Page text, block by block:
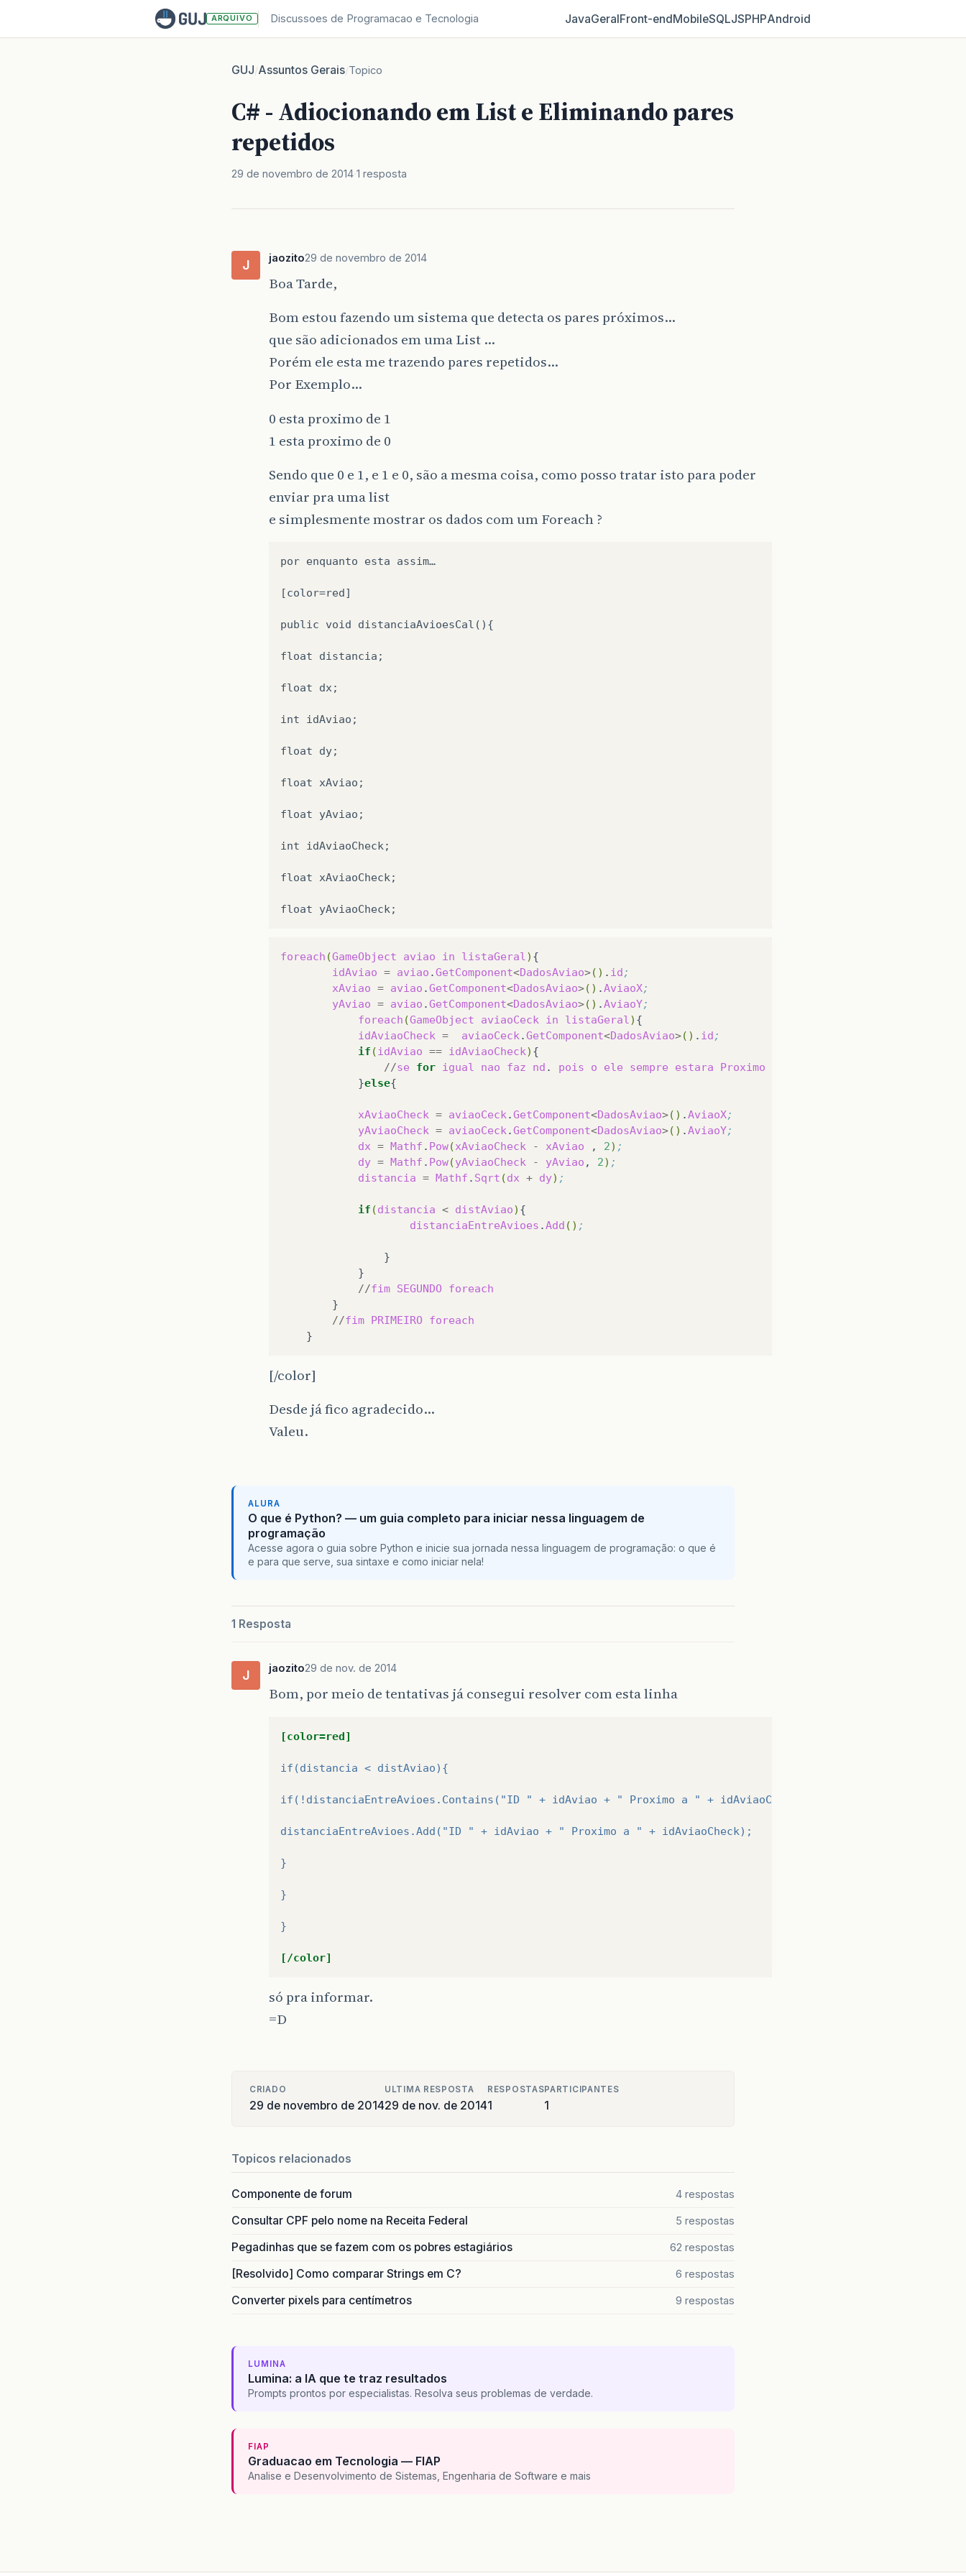
ARQUIVO Discussoes de Programacao e Tecnologia JavaGeralFront‑endMobileSQLJSPHPAndroid
GUJ/Assuntos Gerais/Topico
C# - Adiocionando em List e Eliminando pares
repetidos
29 de novembro de 2014 1 resposta
J jaozito29 de novembro de 2014
Boa Tarde,
Bom estou fazendo um sistema que detecta os pares próximos…
que são adicionados em uma List …
Porém ele esta me trazendo pares repetidos…
Por Exemplo…
0 esta proximo de 1
1 esta proximo de 0
Sendo que 0 e 1, e 1 e 0, são a mesma coisa, como posso tratar isto para poder
enviar pra uma list
e simplesmente mostrar os dados com um Foreach ?
por enquanto esta assim…
[color=red]
public void distanciaAvioesCal(){
float distancia;
float dx;
int idAviao;
float dy;
float xAviao;
float yAviao;
int idAviaoCheck;
float xAviaoCheck;
foreach (GameObject aviao in listaGeral )
idAviao = aviao .GetComponent<DadosAviao>() . id;
xAviao = aviao .GetComponent<DadosAviao>() .AviaoX;
yAviao = aviao .GetComponent<DadosAviao>() .AviaoY;
foreach (GameObject aviaoCeck in listaGeral )
idAviaoCheck = aviaoCeck .GetComponent<DadosAviao>() . id;
if ( idAviao == idAviaoCheck)
//se for igual nao faz nd . pois o ele sempre estara Proximo
}else
xAviaoCheck = aviaoCeck .GetComponent<DadosAviao>() .AviaoX;
yAviaoCheck = aviaoCeck .GetComponent<DadosAviao>() .AviaoY;
dx = Mathf . Pow(xAviaoCheck - xAviao , 2) ;
dy = Mathf . Pow(yAviaoCheck - yAviao , 2) ;
distancia = Mathf . Sqrt (dx + dy) ;
if (distancia < distAviao)
distanciaEntreAvioes .Add () ;
//fim SEGUNDO foreach
//fim PRIMEIRO foreach
[/color]
Desde já fico agradecido…
Valeu.
ALURA
O que é Python? — um guia completo para iniciar nessa linguagem de
programação
Acesse agora o guia sobre Python e inicie sua jornada nessa linguagem de programação: o que é
e para que serve, sua sintaxe e como iniciar nela!
1 Resposta
J jaozito29 de nov. de 2014
Bom, por meio de tentativas já consegui resolver com esta linha
[color=red]
if(distancia < distAviao){
if(!distanciaEntreAvioes.Contains("ID " + idAviao + " Proximo a " + idAviaoCheck) &&
distanciaEntreAvioes.Add("ID " + idAviao + " Proximo a " + idAviaoCheck);
}
}
}
[/color]
só pra informar.
=D
CRIADO
29 de novembro de 2014
ULTIMA RESPOSTA
29 de nov. de 2014
RESPOSTAS
1
PARTICIPANTES
1
Topicos relacionados
Componente de forum 4 respostas
Consultar CPF pelo nome na Receita Federal 5 respostas
Pegadinhas que se fazem com os pobres estagiários 62 respostas
[Resolvido] Como comparar Strings em C? 6 respostas
Converter pixels para centímetros 9 respostas
LUMINA
Lumina: a IA que te traz resultados
Prompts prontos por especialistas. Resolva seus problemas de verdade.
FIAP
Graduacao em Tecnologia — FIAP
Analise e Desenvolvimento de Sistemas, Engenharia de Software e mais